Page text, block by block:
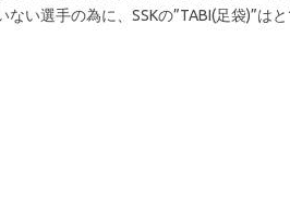
い選手の為に、SSKの”TABI(足袋)”は